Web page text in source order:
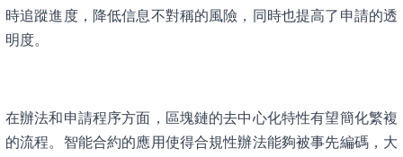
時追蹤進度，降低信息不對稱的風險，同時也提高了申請的透
明度。
在辦法和申請程序方面，區塊鏈的去中心化特性有望簡化繁複
的流程。智能合約的應用使得合規性辦法能夠被事先編碼，大